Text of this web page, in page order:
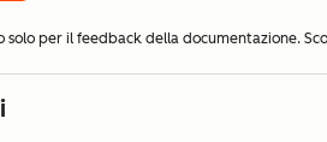
per il feedback della documentazione.